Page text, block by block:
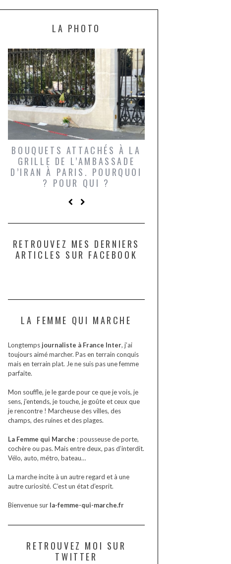
LA PHOTO
BOUQUETS ATTACHÉS À LA
GRILLE DE L’AMBASSADE
D’IRAN À PARIS. POURQUOI
? POUR QUI ?
RETROUVEZ MES DERNIERS
ARTICLES SUR FACEBOOK
LA FEMME QUI MARCHE
Longtemps journaliste à France Inter, j’ai
toujours aimé marcher. Pas en terrain conquis
mais en terrain plat. Je ne suis pas une femme
parfaite.
Mon souffle, je le garde pour ce que je vois, je
sens, j’entends, je touche, je goûte et ceux que
je rencontre ! Marcheuse des villes, des
champs, des ruines et des plages.
La Femme qui Marche : pousseuse de porte,
cochère ou pas. Mais entre deux, pas d’interdit.
Vélo, auto, métro, bateau…
La marche incite à un autre regard et à une
autre curiosité. C’est un état d’esprit.
Bienvenue sur la-femme-qui-marche.fr
RETROUVEZ MOI SUR
TWITTER